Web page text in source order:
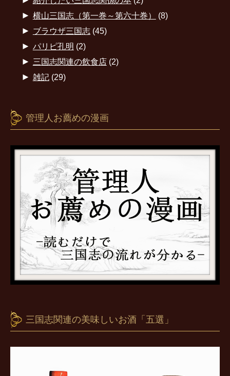
► 横山三国志（第一巻～第六十巻） (8)
► ブラウザ三国志(45)
► パリピ孔明 (2)
► 三国志関連の飲食店(2)
► 雑記(29)
管理人お薦めの漫画
三国志関連の美味しいお酒「五選」